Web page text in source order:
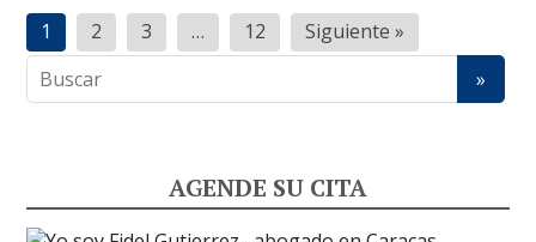
Paginación
de
entradas
1 2 3 … 12 Siguiente »
AGENDE SU CITA